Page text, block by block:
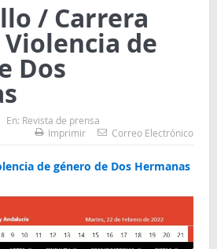
/ Carrera
de
Dos
En: Revista de prensa
Imprimir
Correo Electrónico
de género de Dos Hermanas